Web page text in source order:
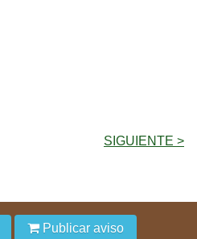
SIGUIENTE >
Publicar aviso